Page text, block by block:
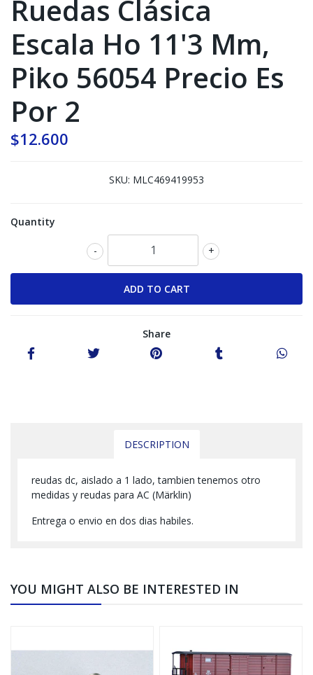
Ruedas Clásica
Escala Ho 11'3 Mm,
Piko 56054 Precio Es
Por 2
$12.600
SKU: MLC469419953
Quantity
+
-
Share
DESCRIPTION
reudas dc, aislado a 1 lado, tambien tenemos otro
medidas y reudas para AC (Märklin)
Entrega o envio en dos dias habiles.
YOU MIGHT ALSO BE INTERESTED IN